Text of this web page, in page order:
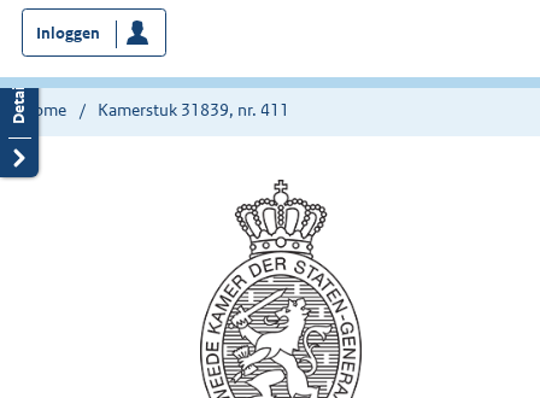
bent
nu
hier:
Inloggen
Home Kamerstuk 31839, nr. 411